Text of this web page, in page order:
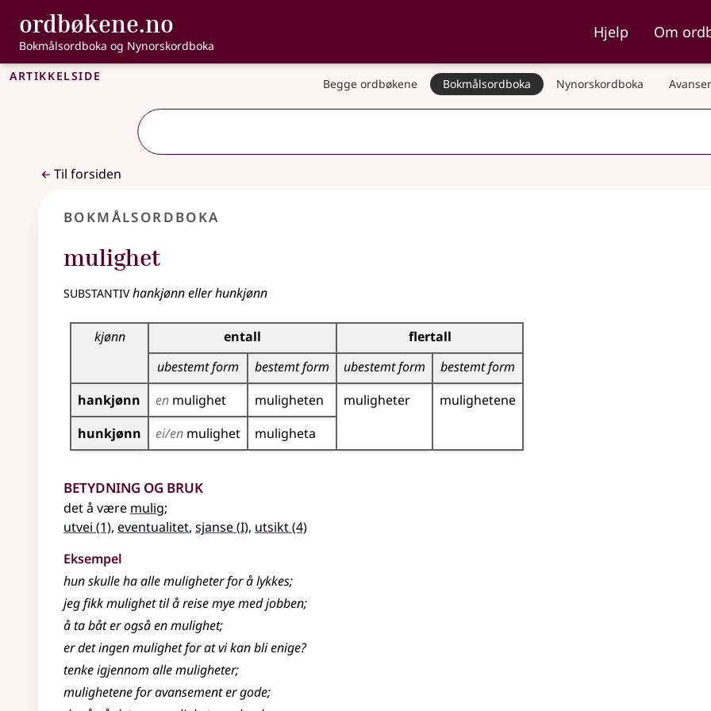
Gå til hovedinnhold
Tilgjengelighet
ordbøkene.no , Bokmålsordboka og Nynorskordboka
Bokmålsordboka og Nynorskordboka
Hjelp Om
Artikkelside Begge ordbøkene Bokmålsordboka Nynorskordboka
Til forsiden
Bokmålsordboka
mulighet
substantivhankjønn eller hunkjønn
Bøyingstabell for dette substantivet
kjønn entall
flertall
ubestemt form
bestemt form ubestemt form
bestemt form
hankjønn
en mulighet muligheten muligheter
mulighetene
hunkjønn
ei/en mulighet muligheta
Betydning og bruk
det å være mulig;
utvei (1), eventualitet, sjanse(1
I), utsikt(4)
Eksempel
hun skulle ha allemuligheterfor å lykkes;
jeg fikkmulighettil å reise mye med jobben;
å ta båt er også enmulighet;
er det ingenmulighetfor at vi kan bli enige?
tenke igjennom allemuligheter;
mulighetenefor avansement er gode;